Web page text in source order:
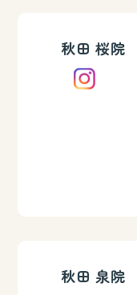
秋田 桜院
秋田 泉院